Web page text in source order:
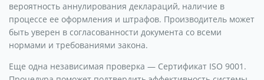
вероятность аннулирования деклараций, наличие в
процессе ее оформления и штрафов. Производитель может
быть уверен в согласованности документа со всеми
нормами и требованиями закона.
Еще одна независимая проверка — Сертификат ISO 9001.